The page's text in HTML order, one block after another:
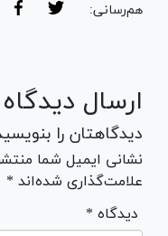
هم‌رسانی:
ارسال دیدگاه
دیدگاهتان را
نشانی ایمیل شما
علامت‌گذاری شده‌اند *
* دیدگاه